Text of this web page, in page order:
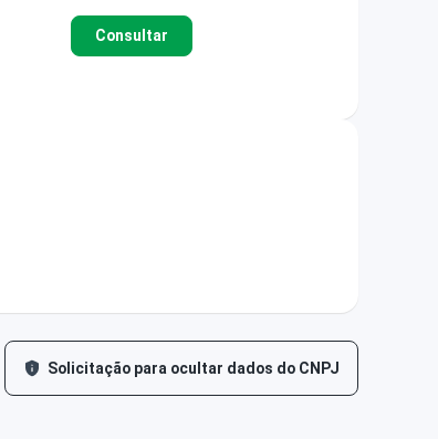
Consultar
Solicitação para ocultar dados do CNPJ